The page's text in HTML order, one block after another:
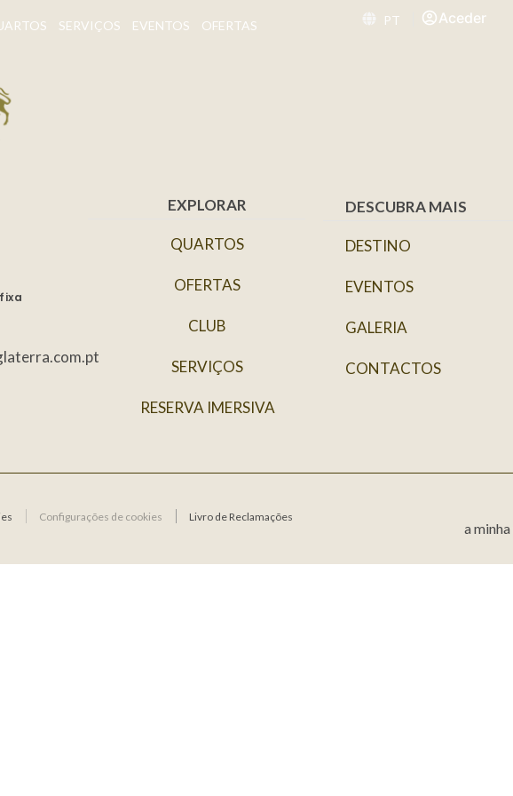
SERVIÇOS EVENTOS OFERTAS Aceder
PT
EXPLORAR
QUARTOS
OFERTAS
CLUB
SERVIÇOS
RESERVA IMERSIVA
DESCUBRA MAIS
DESTINO
EVENTOS
GALERIA
CONTACTOS
Configurações de cookies Livro de Reclamações
a